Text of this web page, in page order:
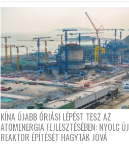
KÍNA ÚJABB ÓRIÁSI LÉPÉST TESZ AZ
ATOMENERGIA FEJLESZTÉSÉBEN: NYOLC ÚJ
REAKTOR ÉPÍTÉSÉT HAGYTÁK JÓVÁ